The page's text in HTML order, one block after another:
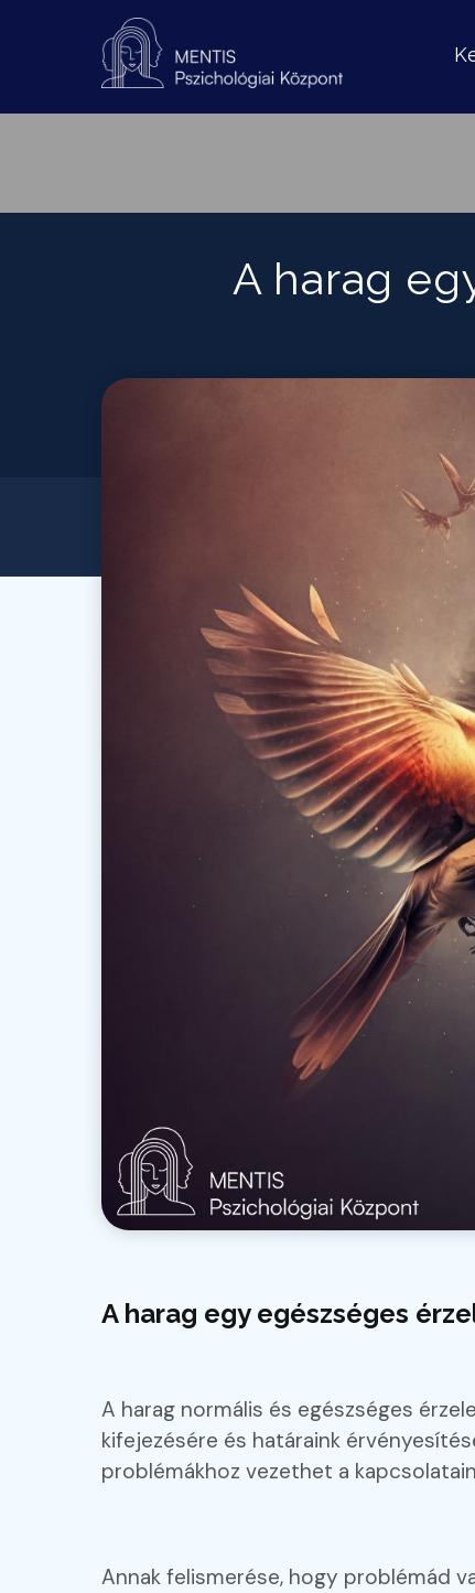
A harag
A harag egy egészséges
A harag normális és egészséges
kifejezésére és határaink
problémákhoz vezethet a
Annak felismerése, hogy problémád